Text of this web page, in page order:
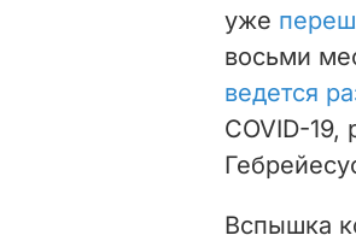
уже
восьми
ведется
COVID-19,
Вспышка